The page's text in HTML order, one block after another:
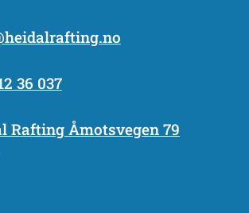
36 037
Rafting Åmotsvegen 79